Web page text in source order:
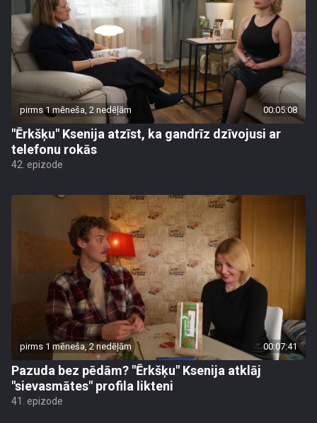
pirms 1 mēneša, 2 nedēļām 00:05:08
"Ērkšķu" Ksenija atzīst, ka gandrīz dzīvojusi ar
telefonu rokās
42. epizode
pirms 1 mēneša, 2 nedēļām 00:07:41
Pazuda bez pēdām? "Ērkšķu" Ksenija atklāj
"sievasmātes" profila likteni
41. epizode